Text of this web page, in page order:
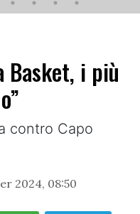
Basket, i più
contro Capo
2024, 08:50